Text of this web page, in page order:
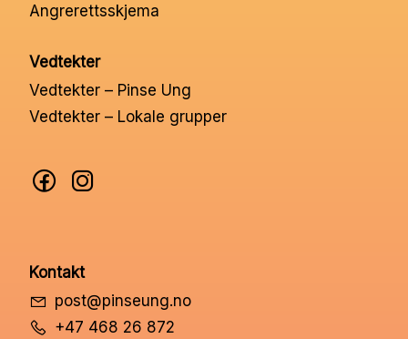
Angrerettsskjema
Vedtekter
Vedtekter – Pinse Ung
Vedtekter – Lokale grupper
Kontakt
post@pinseung.no
+47 468 26 872
Kontakt oss
Medlemssystem
Min konto